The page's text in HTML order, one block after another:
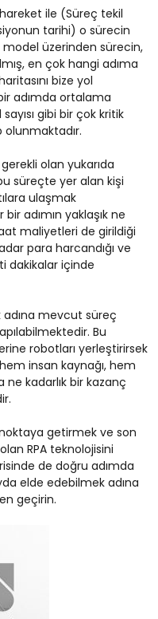
ile (Süreç tekil
tarihi) o sürecin
model üzerinden sürecin,
en çok hangi adıma
bize yol
adımda ortalama
gibi bir çok kritik
olunmaktadır.
olan yukarıda
süreçte yer alan kişi
ulaşmak
adımın yaklaşık ne
maliyetleri de girildiği
para harcandığı ve
dakikalar içinde
adına mevcut süreç
Bu
robotları yerleştirirsek
insan kaynağı, hem
kadarlık bir kazanç
getirmek ve son
RPA teknolojisini
de doğru adımda
elde edebilmek adına
geçirin.